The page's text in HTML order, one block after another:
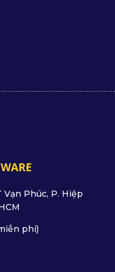
Phúc, P. Hiệp
phí)